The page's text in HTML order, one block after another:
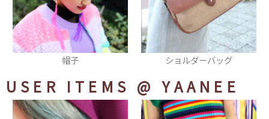
ショルダーバッグ アニマルファートートバッグ
USER ITEMS @ YAANEE